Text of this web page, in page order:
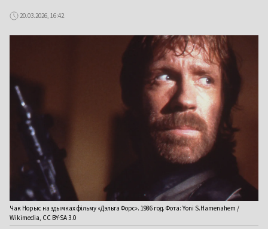
20.03.2026, 16:42
Чак Норыс на здымках фільму «Дэльта Форс». 1986 год. Фота: Yoni S.Hamenahem /
Wikimedia, CC BY-SA 3.0